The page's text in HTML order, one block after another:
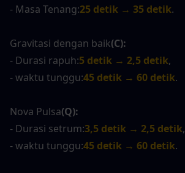
- Masa Tenang:25 detik → 35 detik.
Gravitasi dengan baik(C):
- Durasi rapuh:5 detik → 2,5 detik,
- waktu tunggu:45 detik → 60 detik.
Nova Pulsa(Q):
- Durasi setrum:3,5 detik → 2,5 detik,
- waktu tunggu:45 detik → 60 detik.